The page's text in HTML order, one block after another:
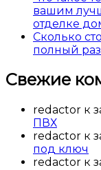
вашим
отделке
Сколько
полный
Свежие
redactor к
ПВХ
redactor к
под ключ
redactor к